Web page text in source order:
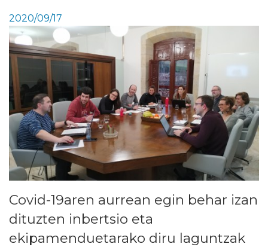
2020/09/17
Covid-19aren aurrean egin behar izan
dituzten inbertsio eta
ekipamenduetarako diru laguntzak